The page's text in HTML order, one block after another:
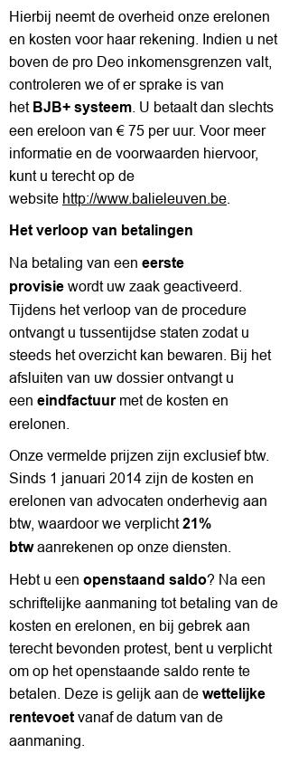
Hierbij neemt de overheid onze erelonen
en kosten voor haar rekening. Indien u net
boven de pro Deo inkomensgrenzen valt,
controleren we of er sprake is van
het BJB+ systeem . U betaalt dan slechts
een ereloon van € 75 per uur. Voor meer
informatie en de voorwaarden hiervoor,
kunt u terecht op de
website http://www.balieleuven.be
Het verloop van betalingen
Na betaling van een eerste
provisie wordt uw zaak geactiveerd.
Tijdens het verloop van de procedure
ontvangt u tussentijdse staten zodat u
steeds het overzicht kan bewaren. Bij het
afsluiten van uw dossier ontvangt u
een eindfactuur met de kosten en
erelonen.
Onze vermelde prijzen zijn exclusief btw.
Sinds 1 januari 2014 zijn de kosten en
erelonen van advocaten onderhevig aan
btw, waardoor we verplicht 21%
btwaanrekenen op onze diensten.
Hebt u een openstaand saldo? Na een
schriftelijke aanmaning tot betaling van de
kosten en erelonen, en bij gebrek aan
terecht bevonden protest, bent u verplicht
om op het openstaande saldo rente te
betalen. Deze is gelijk aan de wettelijke
rentevoet vanaf de datum van de
aanmaning.